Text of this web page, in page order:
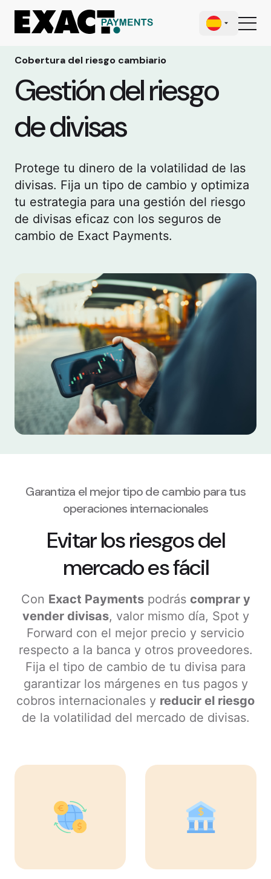
Cobertura del riesgo cambiario
Gestión del riesgo
de divisas
Protege tu dinero de la volatilidad de las
divisas. Fija un tipo de cambio y optimiza
tu estrategia para una gestión del riesgo
de divisas eficaz con los seguros de
cambio de Exact Payments.
Garantiza el mejor tipo de cambio para tus
operaciones internacionales
Evitar los riesgos del
mercado es fácil
Con Exact Paymentspodrás comprar y
vender divisas, valor mismo día, Spot y
Forward con el mejor precio y servicio
respecto a la banca y otros proveedores.
Fija el tipo de cambio de tu divisa para
garantizar los márgenes en tus pagos y
cobros internacionales y reducir el riesgo
de la volatilidad del mercado de divisas.